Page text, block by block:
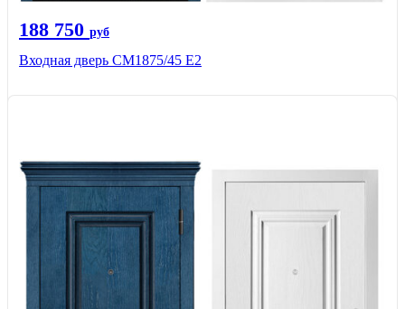
188 750 руб
Входная дверь СМ1875/45 Е2